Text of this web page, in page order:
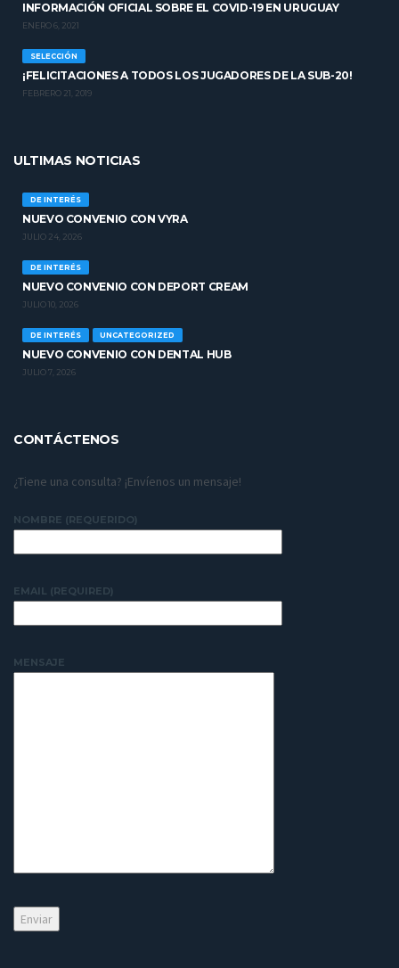
INFORMACIÓN OFICIAL SOBRE EL COVID-19 EN URUGUAY
ENERO 6, 2021
SELECCIÓN
¡FELICITACIONES A TODOS LOS JUGADORES DE LA SUB-20!
FEBRERO 21, 2019
ULTIMAS NOTICIAS
DE INTERÉS
NUEVO CONVENIO CON VYRA
JULIO 24, 2026
DE INTERÉS
NUEVO CONVENIO CON DEPORT CREAM
JULIO 10, 2026
DE INTERÉS UNCATEGORIZED
NUEVO CONVENIO CON DENTAL HUB
JULIO 7, 2026
CONTÁCTENOS
¿Tiene una consulta? ¡Envíenos un mensaje!
NOMBRE (REQUERIDO)
EMAIL (REQUIRED)
MENSAJE